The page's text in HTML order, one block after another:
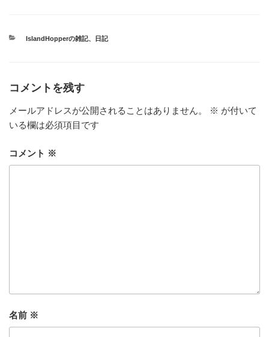
カ
IslandHopperの雑記、 日記
コメントを残す
メールアドレスが公開されることはありません。 ※ が付いて
いる欄は必須項目です
コメント ※
名前 ※